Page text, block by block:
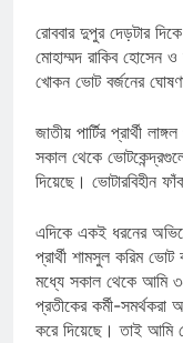
রোববার দুপুর দেড়টার দিকে
মোহাম্মদ রাকিব হোসেন ও
খোকন ভোট বর্জনের
জাতীয় পার্টির প্রার্থী
সকাল থেকে
দিয়েছে। ভোটারবিহীন
এদিকে একই ধরনের
প্রার্থী শামসুল করিম ভোট
মধ্যে সকাল থেকে আমি
প্রতীকের কর্মী-
করে দিয়েছে। তাই আমি